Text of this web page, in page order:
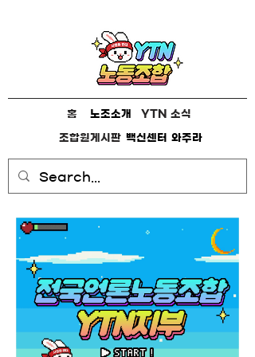
홈 YTN 소식
조합원게시판 와주라
백신센터
노조소개